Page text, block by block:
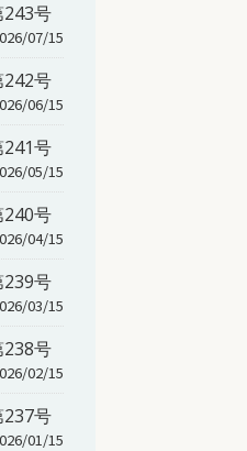
号
07/15
号
06/15
号
05/15
号
04/15
号
03/15
号
02/15
号
01/15